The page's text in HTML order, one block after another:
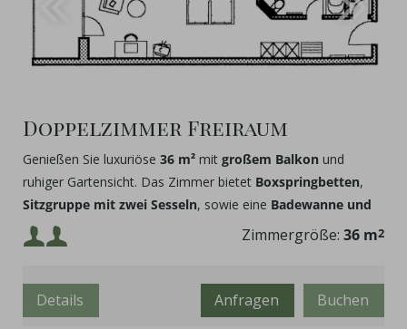
Doppelzimmer Freiraum
Genießen Sie luxuriöse 36 m² mit großem Balkon und
ruhiger Gartensicht. Das Zimmer bietet Boxspringbetten,
Sitzgruppe mit zwei Sesseln, sowie eine Badewanne und
Dusche
mit niedrigem Einstieg – ideal für Ihre entspannte
Auszeit.
Mindestbelegung:
Maximalbelegung:
Zimmergröße: 36 m2
Buchen
Anfragen
Details